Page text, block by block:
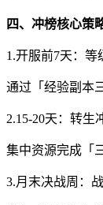
四、冲榜核心策
1.开服前7天：等
通过「经验副本
2.15-20天：转生
集中资源完成「
3.月末决战周：